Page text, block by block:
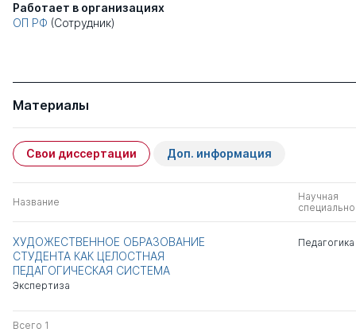
Работает в организациях
ОП РФ (Сотрудник)
Материалы
Свои диссертации Доп. информация
Название
Научная
ХУДОЖЕСТВЕННОЕ ОБРАЗОВАНИЕ
СТУДЕНТА КАК ЦЕЛОСТНАЯ
ПЕДАГОГИЧЕСКАЯ СИСТЕМА
Экспертиза
Педагогика
Всего 1